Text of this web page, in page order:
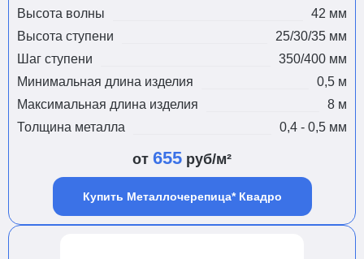
Высота волны
42 мм
Высота ступени
25/30/35 мм
Шаг ступени
350/400 мм
Минимальная длина изделия
0,5 м
Максимальная длина изделия
8 м
Толщина металла
0,4 - 0,5 мм
от 655 руб/м²
Купить Металлочерепица* Квадро